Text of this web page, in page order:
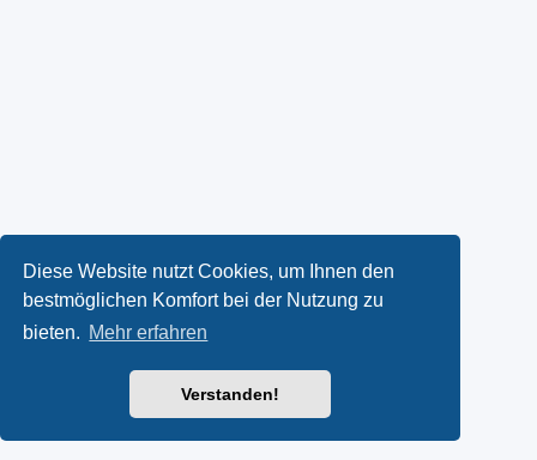
Diese Website nutzt Cookies, um Ihnen den
bestmöglichen Komfort bei der Nutzung zu
bieten. Mehr erfahren
Verstanden!